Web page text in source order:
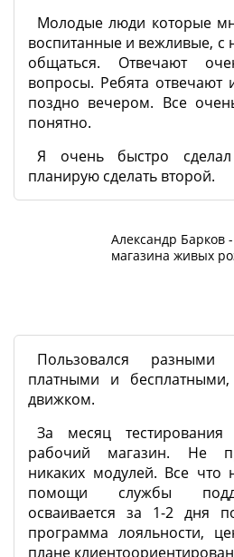
Молодые люди которые
воспитанные и вежливые, с
общаться. Отвечают
вопросы. Ребята
поздно вечером. Все
понятно.
Я очень быстро
планирую сделать второй.
Александр Барков
магазина живых
Пользовался разными
платными и
движком.
За месяц тестирования
рабочий магазин. Не
никаких модулей. Все что
помощи службы
осваивается за 1-2 дня
программа лояльности,
плане